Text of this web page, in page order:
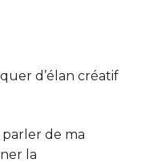
d’élan créatif
parler de ma
la